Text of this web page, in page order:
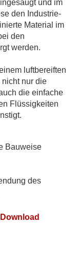
und im
den Industrie-
Material im
den
werden.
luftbereiften
nicht nur die
die einfache
Flüssigkeiten
Bauweise
des